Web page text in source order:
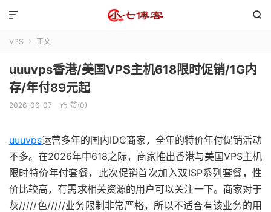


VPS  正文
uuuvps香港/美国VPS主机618限时促销/1G内
存/年付89元起
2026-06-07  赞(0)
uuuvps运营多年的国内IDC商家，全年的特价年付促销活动
不多。在2026年中618之际，商家推出香港与美国VPS主机
限时特价年付套餐，此次促销首次加入双ISP系列套餐，性
价比较高，有需求相关资源的用户可以关注一下。商家对于
灰/////色/////业务限制非常严格，所以不适合有该业务的用